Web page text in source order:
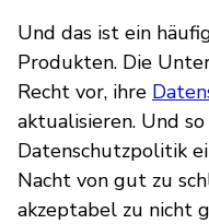
Und das ist ein
Produkten. Die
Recht vor, ihre
aktualisieren. Und
Datenschutzpolitik
Nacht von gut zu
akzeptabel zu nicht